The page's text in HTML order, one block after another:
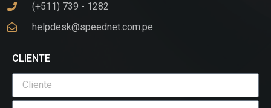
CLIENTE
(+511) 739 - 1282
helpdesk@speednet.com.pe